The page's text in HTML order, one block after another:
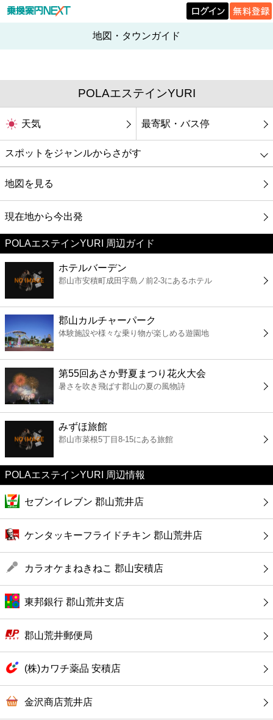
地図・タウンガイド
POLAエステインYURI
天気 最寄駅・バス停
スポットをジャンルからさがす
グルメ
映画
美容
コンビニ
薬局
スーパー
エンタメ
レジャー
書店
ファミレス
ファーストフード
ショッピング
銀行
公共
病院
地図を見る
現在地から今出発
POLAエステインYURI 周辺ガイド
ホテルバーデン
郡山市安積町成田字島ノ前2-3にあるホテル
郡山カルチャーパーク
体験施設や様々な乗り物が楽しめる遊園地
第55回あさか野夏まつり花火大会
暑さを吹き飛ばす郡山の夏の風物詩
みずほ旅館
郡山市菜根5丁目8-15にある旅館
POLAエステインYURI 周辺情報
セブンイレブン 郡山荒井店
ケンタッキーフライドチキン 郡山荒井店
カラオケまねきねこ 郡山安積店
東邦銀行 郡山荒井支店
郡山荒井郵便局
(株)カワチ薬品 安積店
金沢商店荒井店